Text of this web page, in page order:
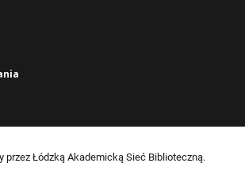
przez Łódzką Akademicką Sieć Biblioteczną.